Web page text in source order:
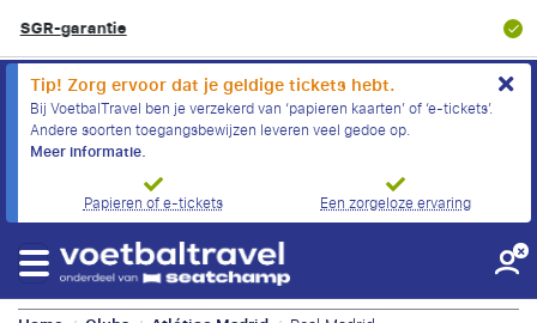
Klantbeoordeling
Tip! Zorg ervoor dat je geldige tickets hebt.
Bij VoetbalTravel ben je verzekerd van ‘papieren kaarten’ of ‘e-tickets’.
Andere soorten toegangsbewijzen leveren veel gedoe op.
Meer informatie.
Papieren of e-tickets
Een zorgeloze ervaring